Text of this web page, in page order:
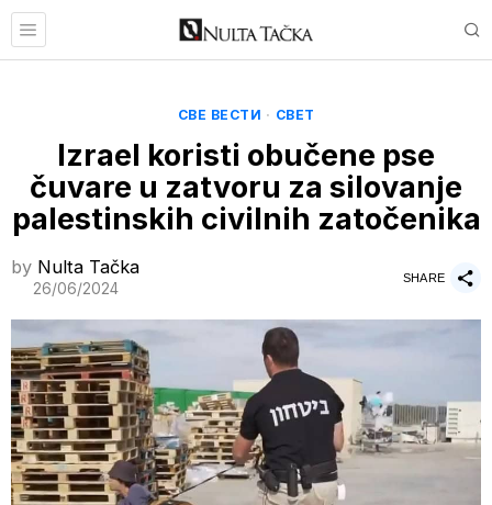
СВЕ ВЕСТИ · СВЕТ
Izrael koristi obučene pse
čuvare u zatvoru za silovanje
palestinskih civilnih zatočenika
by Nulta Tačka
26/06/2024
SHARE